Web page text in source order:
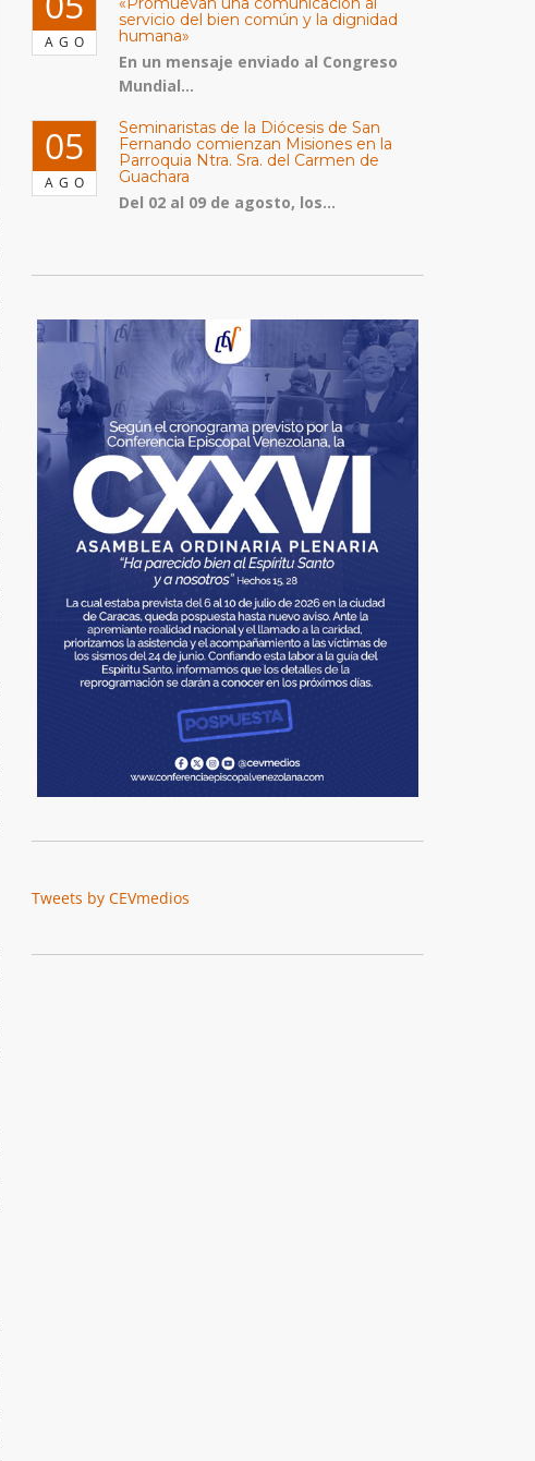
AGO
servicio del bien común y la dignidad
humana»
En un mensaje enviado al Congreso
Mundial...
05
AGO
Seminaristas de la Diócesis de San
Fernando comienzan Misiones en la
Parroquia Ntra. Sra. del Carmen de
Guachara
Del 02 al 09 de agosto, los...
Tweets by CEVmedios